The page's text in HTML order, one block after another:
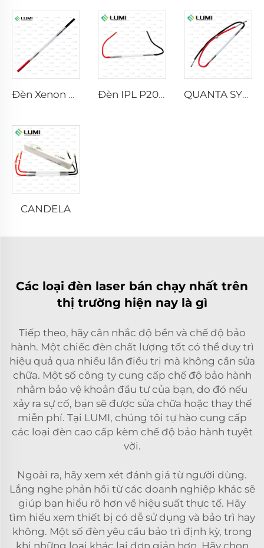
Đèn Xenon Laser L2021-7×65×130 mm Đèn IPL P2021-7×65×130 mm QUANTA SYSTEM
CANDELA
Các loại đèn laser bán chạy nhất trên
thị trường hiện nay là gì
Tiếp theo, hãy cân nhắc độ bền và chế độ bảo
hành. Một chiếc đèn chất lượng tốt có thể duy trì
hiệu quả qua nhiều lần điều trị mà không cần sửa
chữa. Một số công ty cung cấp chế độ bảo hành
nhằm bảo vệ khoản đầu tư của bạn, do đó nếu
xảy ra sự cố, bạn sẽ được sửa chữa hoặc thay thế
miễn phí. Tại LUMI, chúng tôi tự hào cung cấp
các loại đèn cao cấp kèm chế độ bảo hành tuyệt
vời.
Ngoài ra, hãy xem xét đánh giá từ người dùng.
Lắng nghe phản hồi từ các doanh nghiệp khác sẽ
giúp bạn hiểu rõ hơn về hiệu suất thực tế. Hãy
tìm hiểu xem thiết bị có dễ sử dụng và bảo trì hay
không. Một số đèn yêu cầu bảo trì định kỳ, trong
khi những loại khác lại đơn giản hơn. Hãy chọn